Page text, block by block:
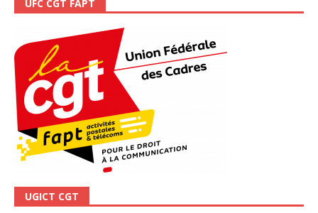
UFC CGT FAPT
UGICT CGT